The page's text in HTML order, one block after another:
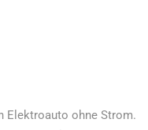
Elektroauto ohne Strom.